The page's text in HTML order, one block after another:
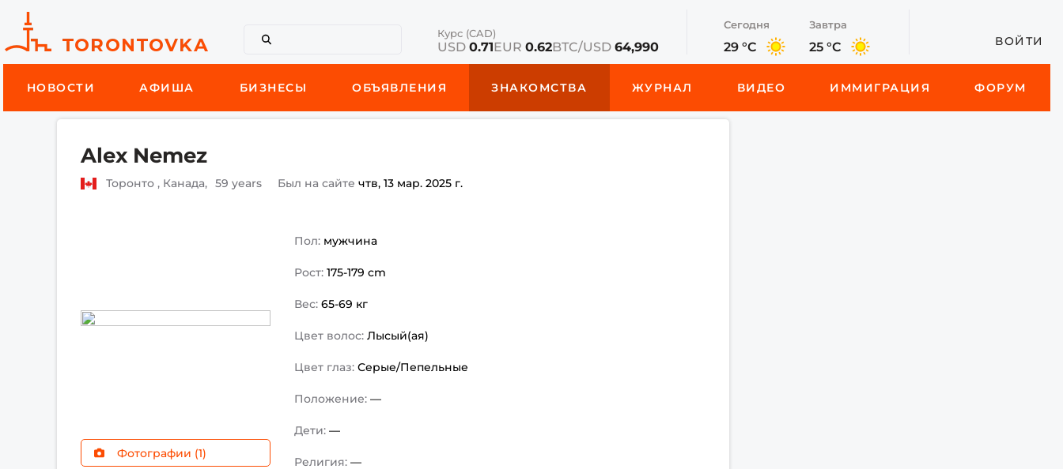
Курс (CAD)
USD0.71EUR0.62BTC/USD64,990
Сегодня
29 °C
Завтра
25 °C ВОЙТИ
НОВОСТИ АФИША БИЗНЕСЫ ОБЪЯВЛЕНИЯ ЗНАКОМСТВА ЖУРНАЛ ВИДЕО ИММИГРАЦИЯ ФОРУМ
Alex Nemez
Торонто , Канада, 59 years Был на сайтечтв, 13 мар. 2025 г.
Фотографии (1)
Пол: мужчина
Рост:175-179 cm
Вес:65-69 кг
Цвет волос:Лысый(ая)
Цвет глаз:Серые/Пепельные
Положение:—
Дети:—
Религия:—